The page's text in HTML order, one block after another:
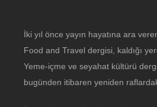
İki yıl önce yayın hayatına ara
Food and Travel dergisi, kaldığı
Yeme-içme ve seyahat kültürü
bugünden itibaren yeniden